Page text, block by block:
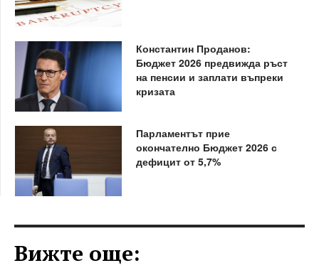
Константин Проданов:
Бюджет 2026 предвижда ръст
на пенсии и заплати въпреки
кризата
Парламентът прие
окончателно Бюджет 2026 с
дефицит от 5,7%
Вижте още: